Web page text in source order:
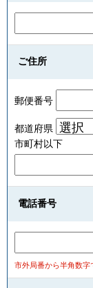
ご住所
郵便番号
都道府県
市町村以下
電話番号
市外局番から半角数字